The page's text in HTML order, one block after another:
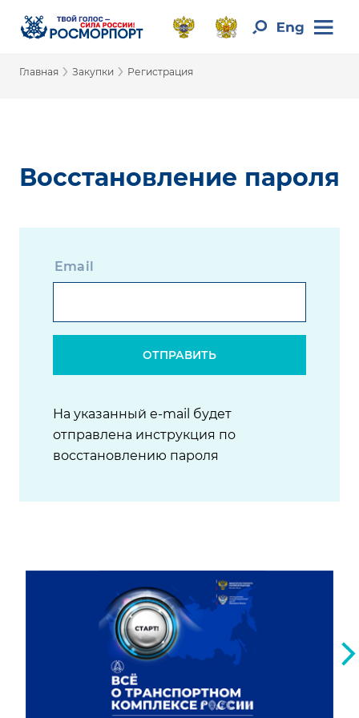
Главная › Закупки › Регистрация
Восстановление пароля
Email
ОТПРАВИТЬ
На указанный e-mail будет
отправлена инструкция по
восстановлению пароля